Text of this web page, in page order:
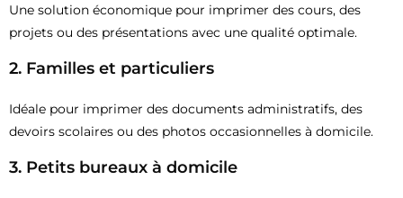
Une solution économique pour imprimer des cours, des
projets ou des présentations avec une qualité optimale.
2. Familles et particuliers
Idéale pour imprimer des documents administratifs, des
devoirs scolaires ou des photos occasionnelles à domicile.
3. Petits bureaux à domicile